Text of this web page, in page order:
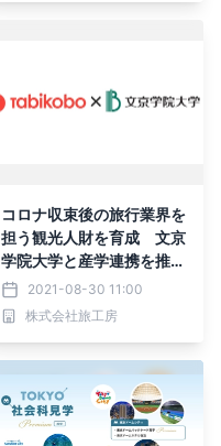
コロナ収束後の旅行業界を
担う観光人財を育成 文京
学院大学と産学連携を推
進 インターンシップを受
入れ
2021-08-30 11:00
株式会社旅工房